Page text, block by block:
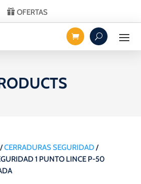
OFERTAS
CERRADURAS SEGURIDAD/
1 PUNTO LINCE P-50